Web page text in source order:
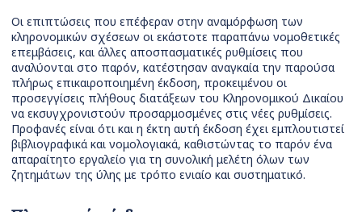
Οι επιπτώσεις που επέφεραν στην αναμόρφωση των
κληρονομικών σχέσεων οι εκάστοτε παραπάνω νομοθετικές
επεμβάσεις, και άλλες αποσπασματικές ρυθμίσεις που
αναλύονται στο παρόν, κατέστησαν αναγκαία την παρούσα
πλήρως επικαιροποιημένη έκδοση, προκειμένου οι
προσεγγίσεις πλήθους διατάξεων του Κληρονομικού Δικαίου
να εκσυγχρονιστούν προσαρμοσμένες στις νέες ρυθμίσεις.
Προφανές είναι ότι και η έκτη αυτή έκδοση έχει εμπλουτιστεί
βιβλιογραφικά και νομολογιακά, καθιστώντας το παρόν ένα
απαραίτητο εργαλείο για τη συνολική μελέτη όλων των
ζητημάτων της ύλης με τρόπο ενιαίο και συστηματικό.